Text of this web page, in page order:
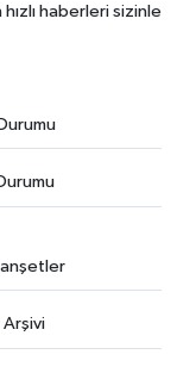
İçin Ankara'da
haberleri sizinle
Arşivi